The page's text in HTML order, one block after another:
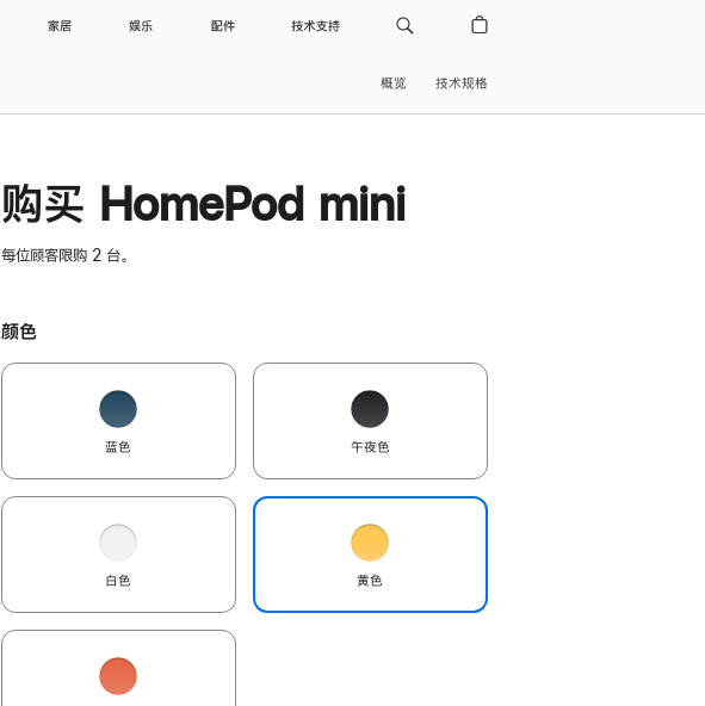
家居 娱乐 配件 技术支持
概览 技术规格
购买 HomePod mini
每位顾客限购 2 台。
颜色
蓝色 午夜色
白色 黄色